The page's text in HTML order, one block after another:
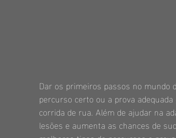
Dar os primeiros passos no mundo
percurso certo ou a prova
corrida de rua. Além de ajudar na
lesões e aumenta as chances de